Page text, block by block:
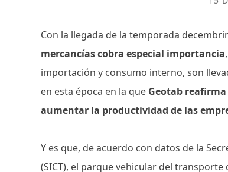
Con la llegada de la temporada
mercancías cobra especial importancia
importación y consumo interno, son
en esta época en la que Geotab
aumentar la productividad de las
Y es que, de acuerdo con datos de la
(SICT), el parque vehicular del transporte